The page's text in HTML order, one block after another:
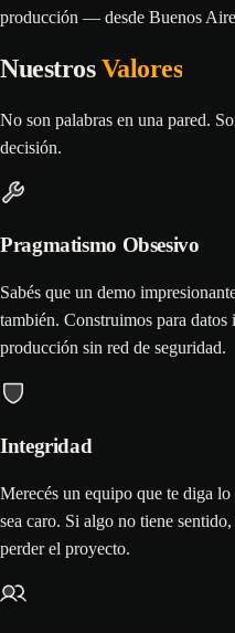
producción — desde Buenos
NuestrosValores
No son palabras en una pared.
decisión.
Pragmatismo Obsesivo
Sabés que un demo
también. Construimos para
producción sin red de seguridad.
Integridad
Merecés un equipo que te diga lo
sea caro. Si algo no tiene
perder el proyecto.